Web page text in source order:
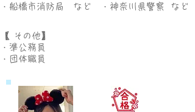
​・船橋市消防局
​など
・神奈川県警察
​など
​【 その他】
・準公務員
・団体職員